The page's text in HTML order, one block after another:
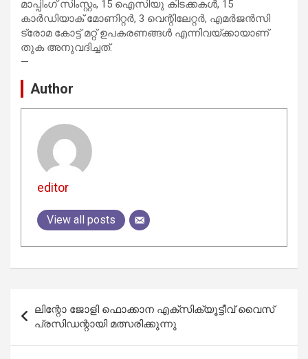
മാപ്പിംഗ് സിംസ്റ്റം, 15 ഐസിയു കിടക്കകള്‍, 15
കാര്‍ഡിയാക് മോണിറ്റര്‍, 3 വെന്റിലേറ്റര്‍, എമര്‍ജന്‍സി
ട്രോമ കോട്ട് മറ്റ് ഉപകരണങ്ങള്‍ എന്നിവയ്ക്കായാണ്
തുക അനുവദിച്ചത്.
—
Author
editor
View all posts
navigation
ലിന്റോ ജോളി ഫൊക്കാന എക്‌സിക്യൂട്ടീവ് വൈസ്
പ്രസിഡന്റായി മത്സരിക്കുന്നു